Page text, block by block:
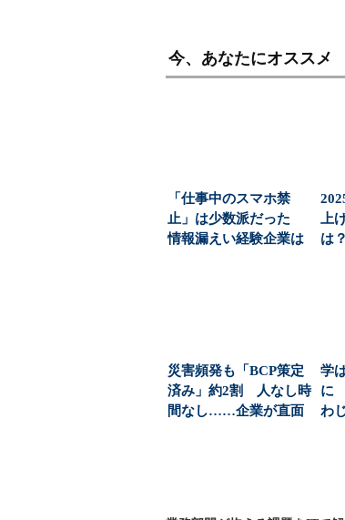
今、あなたにオススメ
「仕事中のスマホ禁
止」は少数派だった
情報漏えい経験企業は
上
は
災害頻発も「BCP策定
済み」約2割 人なし時
間なし……企業が直面
学
に
わ